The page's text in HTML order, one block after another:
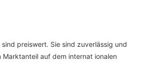
preiswert. Sie sind zuverlässig und
Marktanteil auf dem internat ionalen